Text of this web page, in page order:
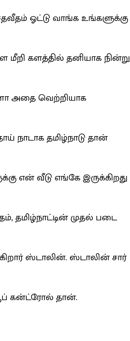
ஓட்டு வாங்க உங்களுக்கு
மீறி களத்தில் தனியாக நின்று
அதை வெற்றியாக
நாடாக தமிழ்நாடு தான்
என் வீடு எங்கே இருக்கிறது
தமிழ்நாட்டின் முதல் படை
ஸ்டாலின். ஸ்டாலின் சார்
கன்ட்ரோல் தான்.